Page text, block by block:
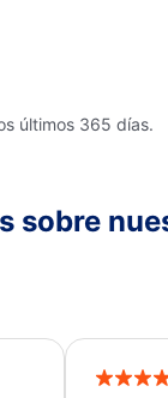
últimos 365 días.
sobre